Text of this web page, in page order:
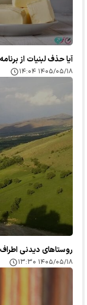
آیا حذف لبنیات از
۱۴۰۵/۰۵/۱۸ ۱۴:۰۴
روستاهای دیدنی
۱۴۰۵/۰۵/۱۸ ۱۳:۳۰